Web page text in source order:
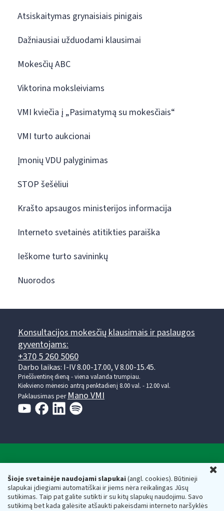
Šioje svetainėje naudojami slapukai(angl. cookies). Būtinieji
slapukai įdiegiami automatiškai ir jiems nėra reikalingas Jūsų
sutikimas. Taip pat galite sutikti ir su kitų slapukų naudojimu. Savo
sutikimą bet kada galėsite atšaukti pakeisdami interneto naršyklės
Atsiskaitymas grynaisiais pinigais
Dažniausiai užduodami klausimai
Mokesčių ABC
Viktorina moksleiviams
VMI kviečia į „Pasimatymą su mokesčiais“
VMI turto aukcionai
Įmonių VDU palyginimas
STOP šešėliui
Krašto apsaugos ministerijos informacija
Interneto svetainės atitikties paraiška
Ieškome turto savininkų
Nuorodos
Konsultacijos mokesčių klausimais ir paslaugos
gyventojams:
+370 5 260 5060
Darbo laikas: I-IV 8.00-17.00, V 8.00-15.45.
Prieššventinę dieną - viena valanda trumpiau.
Kiekvieno mėnesio antrą penktadienį 8.00 val. - 12.00 val.
Paklausimas per Mano VMI
Respublikos finansų ministerijos
Biudžetinė įstaiga. Juridinio asmens kodas — 188659752,
adresas: Vasario 16-osios g. 14, 01107 Vilnius, Lietuva, el.paštas: